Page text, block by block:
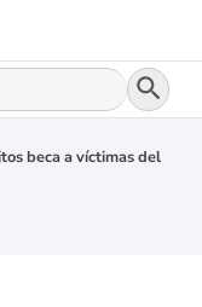
Botón
beca a víctimas del